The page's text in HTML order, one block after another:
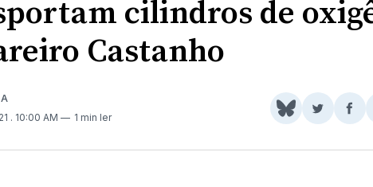
cilindros de
Castanho
. 10:00 AM 1 min ler
Share
BlueSkyTwitter